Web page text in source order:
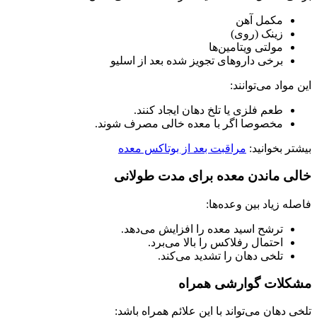
مکمل آهن
زینک (روی)
مولتی‌ ویتامین‌ها
برخی داروهای تجویز شده بعد از اسلیو
این مواد می‌توانند:
طعم فلزی یا تلخ دهان ایجاد کنند.
مخصوصا اگر با معده خالی مصرف شوند.
بیشتر بخوانید: مراقبت بعد از بوتاکس معده
خالی ماندن معده برای مدت طولانی
فاصله زیاد بین وعده‌ها:
ترشح اسید معده را افزایش می‌دهد.
احتمال رفلاکس را بالا می‌برد.
تلخی دهان را تشدید می‌کند.
مشکلات گوارشی همراه
تلخی دهان می‌تواند با این علائم همراه باشد: